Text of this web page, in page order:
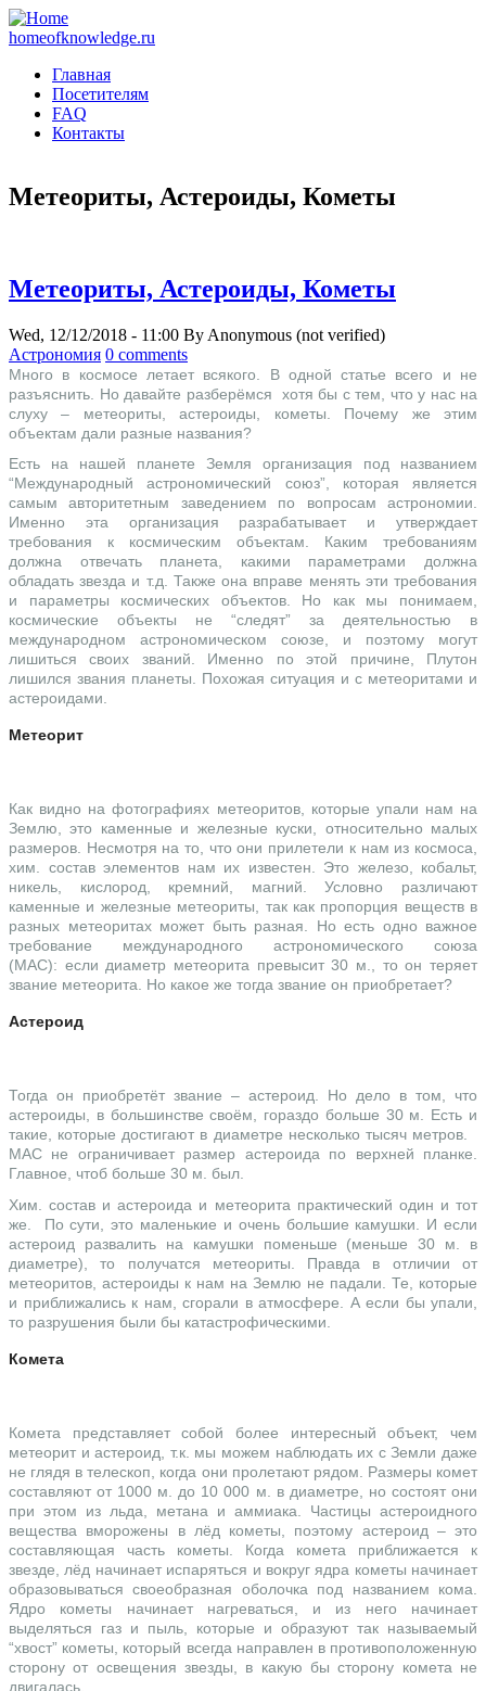
homeofknowledge.ru
Главная
Посетителям
FAQ
Контакты
Метеориты, Астероиды, Кометы
Метеориты, Астероиды, Кометы
Wed, 12/12/2018 - 11:00 By Anonymous (not verified)
Астрономия 0 comments
Много в космосе летает всякого. В одной статье всего и не
разъяснить. Но давайте разберёмся хотя бы с тем, что у нас на
слуху – метеориты, астероиды, кометы. Почему же этим
объектам дали разные названия?
Есть на нашей планете Земля организация под названием
“Международный астрономический союз”, которая является
самым авторитетным заведением по вопросам астрономии.
Именно эта организация разрабатывает и утверждает
требования к космическим объектам. Каким требованиям
должна отвечать планета, какими параметрами должна
обладать звезда и т.д. Также она вправе менять эти требования
и параметры космических объектов. Но как мы понимаем,
космические объекты не “следят” за деятельностью в
международном астрономическом союзе, и поэтому могут
лишиться своих званий. Именно по этой причине, Плутон
лишился звания планеты. Похожая ситуация и с метеоритами и
астероидами.
Метеорит
Как видно на фотографиях метеоритов, которые упали нам на
Землю, это каменные и железные куски, относительно малых
размеров. Несмотря на то, что они прилетели к нам из космоса,
хим. состав элементов нам их известен. Это железо, кобальт,
никель, кислород, кремний, магний. Условно различают
каменные и железные метеориты, так как пропорция веществ в
разных метеоритах может быть разная. Но есть одно важное
требование международного астрономического союза
(МАС): если диаметр метеорита превысит 30 м., то он теряет
звание метеорита. Но какое же тогда звание он приобретает?
Астероид
Тогда он приобретёт звание – астероид. Но дело в том, что
астероиды, в большинстве своём, гораздо больше 30 м. Есть и
такие, которые достигают в диаметре несколько тысяч метров.
МАС не ограничивает размер астероида по верхней планке.
Главное, чтоб больше 30 м. был.
Хим. состав и астероида и метеорита практический один и тот
же. По сути, это маленькие и очень большие камушки. И если
астероид развалить на камушки поменьше (меньше 30 м. в
диаметре), то получатся метеориты. Правда в отличии от
метеоритов, астероиды к нам на Землю не падали. Те, которые
и приближались к нам, сгорали в атмосфере. А если бы упали,
то разрушения были бы катастрофическими.
Комета
Комета представляет собой более интересный объект, чем
метеорит и астероид, т.к. мы можем наблюдать их с Земли даже
не глядя в телескоп, когда они пролетают рядом. Размеры комет
составляют от 1000 м. до 10 000 м. в диаметре, но состоят они
при этом из льда, метана и аммиака. Частицы астероидного
вещества вморожены в лёд кометы, поэтому астероид – это
составляющая часть кометы. Когда комета приближается к
звезде, лёд начинает испаряться и вокруг ядра кометы начинает
образовываться своеобразная оболочка под названием кома.
Ядро кометы начинает нагреваться, и из него начинает
выделяться газ и пыль, которые и образуют так называемый
“хвост” кометы, который всегда направлен в противоположенную
сторону от освещения звезды, в какую бы сторону комета не
двигалась.